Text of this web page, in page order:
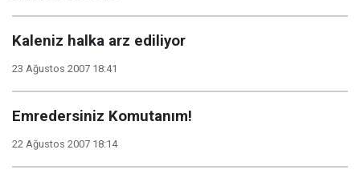
Kaleniz halka arz ediliyor
23 Ağustos 2007 18:41
Emredersiniz Komutanım!
22 Ağustos 2007 18:14